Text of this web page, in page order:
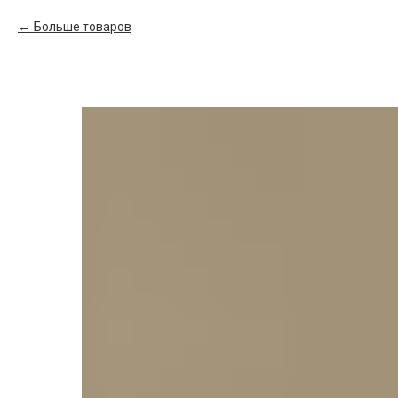
Больше товаров